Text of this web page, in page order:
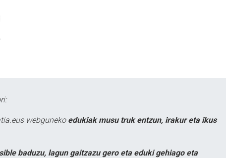
webguneko edukiak musu truk entzun, irakur eta ikus
baduzu, lagun gaitzazu gero eta eduki gehiago eta